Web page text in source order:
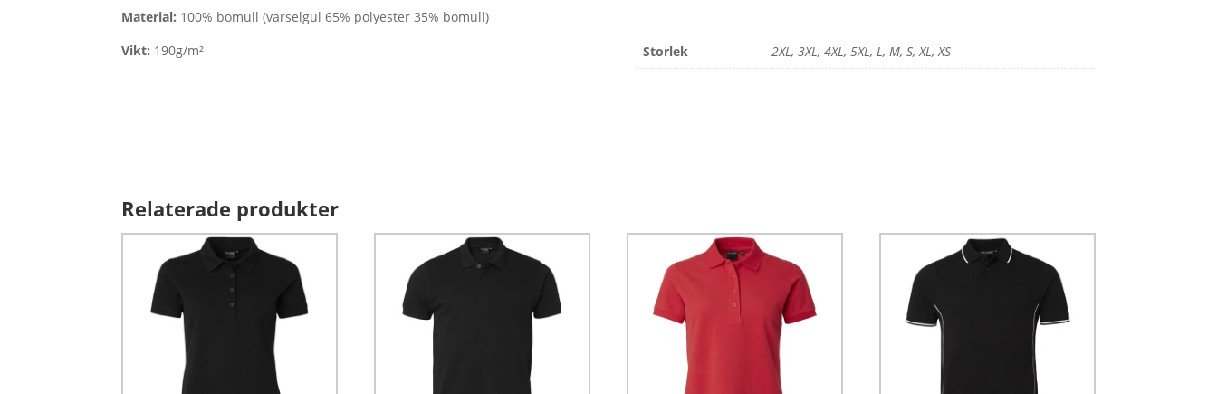
Material: 100% bomull (varselgul 65% polyester 35% bomull)
Vikt: 190g/m² Storlek 2XL, 3XL, 4XL, 5XL, L, M, S, XL, XS
Relaterade produkter